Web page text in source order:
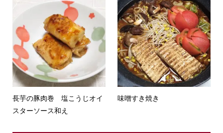
長芋の豚肉巻 塩こうじオイ
スターソース和え
味噌すき焼き